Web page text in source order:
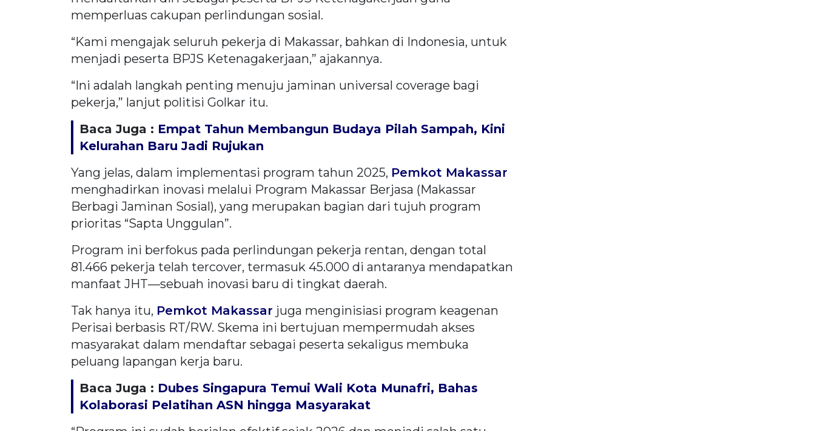
memperluas cakupan perlindungan sosial.
“Kami mengajak seluruh pekerja di Makassar, bahkan di Indonesia, untuk
menjadi peserta BPJS Ketenagakerjaan,” ajakannya.
“Ini adalah langkah penting menuju jaminan universal coverage bagi
pekerja,” lanjut politisi Golkar itu.
Baca Juga : Empat Tahun Membangun Budaya Pilah Sampah, Kini
Kelurahan Baru Jadi Rujukan
Yang jelas, dalam implementasi program tahun 2025, Pemkot Makassar
menghadirkan inovasi melalui Program Makassar Berjasa (Makassar
Berbagi Jaminan Sosial), yang merupakan bagian dari tujuh program
prioritas “Sapta Unggulan”.
Program ini berfokus pada perlindungan pekerja rentan, dengan total
81.466 pekerja telah tercover, termasuk 45.000 di antaranya mendapatkan
manfaat JHT—sebuah inovasi baru di tingkat daerah.
Tak hanya itu, Pemkot Makassar juga menginisiasi program keagenan
Perisai berbasis RT/RW. Skema ini bertujuan mempermudah akses
masyarakat dalam mendaftar sebagai peserta sekaligus membuka
peluang lapangan kerja baru.
Baca Juga : Dubes Singapura Temui Wali Kota Munafri, Bahas
Kolaborasi Pelatihan ASN hingga Masyarakat